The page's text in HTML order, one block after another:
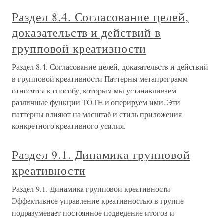
Раздел 8.4. Согласование целей,
доказательств и действий в
групповой креативности
Раздел 8.4. Согласование целей, доказательств и действий
в групповой креативности Паттерны метапрограмм
относятся к способу, которым мы устанавливаем
различные функции TOTE и оперируем ими. Эти
паттерны влияют на масштаб и стиль приложения
конкретного креативного усилия.
Раздел 9.1. Динамика групповой
креативности
Раздел 9.1. Динамика групповой креативности
Эффективное управление креативностью в группе
подразумевает постоянное подведение итогов и